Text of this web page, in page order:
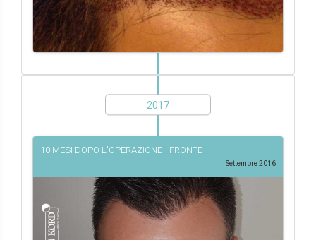
2017
10 MESI DOPO L'OPERAZIONE - FRONTE
Settembre 2016